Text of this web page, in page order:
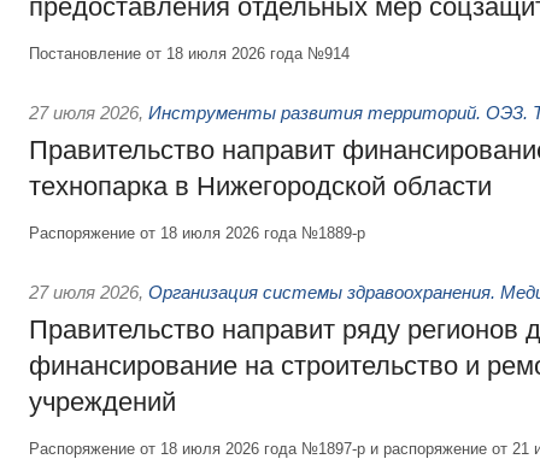
предоставления отдельных мер
Постановление от 18 июля 2026 года №914
27 июля 2026, Инструменты развития территорий. ОЭЗ.
Правительство направит
технопарка в Нижегородской области
Распоряжение от 18 июля 2026 года №1889-р
27 июля 2026, Организация системы здравоохранения.
Правительство направит ряду регионов
финансирование на строительство и
учреждений
Распоряжение от 18 июля 2026 года №1897-р и распоряжение от